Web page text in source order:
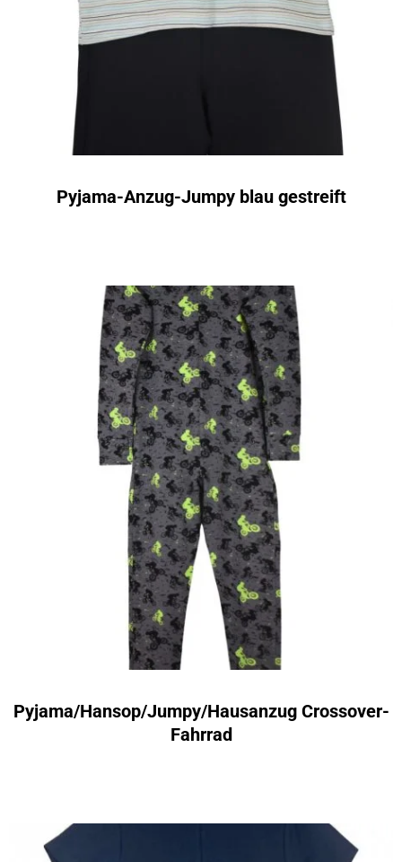
Pyjama-Anzug-Jumpy blau gestreift
Pyjama/Hansop/Jumpy/Hausanzug Crossover-
Fahrrad